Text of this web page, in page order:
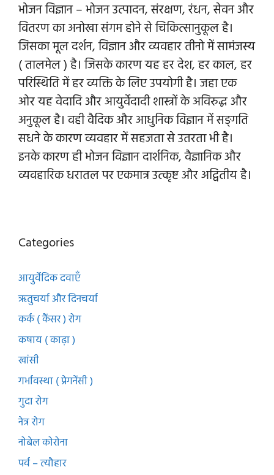
भोजन विज्ञान – भोजन उत्पादन, संरक्षण, रंधन, सेवन और
वितरण का अनोखा संगम होने से चिकित्सानुकूल है।
जिसका मूल दर्शन, विज्ञान और व्यवहार तीनो में सामंजस्य
( तालमेल ) है। जिसके कारण यह हर देश, हर काल, हर
परिस्थिति में हर व्यक्ति के लिए उपयोगी है। जहा एक
ओर यह वेदादि और आयुर्वेदादी शास्त्रों के अविरुद्ध और
अनुकूल है। वही वैदिक और आधुनिक विज्ञान में सङ्गति
सधने के कारण व्यवहार में सहजता से उतरता भी है।
इनके कारण ही भोजन विज्ञान दार्शनिक, वैज्ञानिक और
व्यवहारिक धरातल पर एकमात्र उत्कृष्ट और अद्वितीय है।
Categories
आयुर्वेदिक दवाएँ
ऋतुचर्या और दिनचर्या
कर्क ( कैंसर ) रोग
कषाय ( काढ़ा )
खांसी
गर्भावस्था ( प्रेगनेंसी )
गुदा रोग
नेत्र रोग
नोबेल कोरोना
पर्व – त्यौहार